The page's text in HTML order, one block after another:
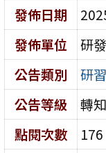
發佈日期
發佈單位
研
公告類別
研
公告等級
轉知
點閱次數
176